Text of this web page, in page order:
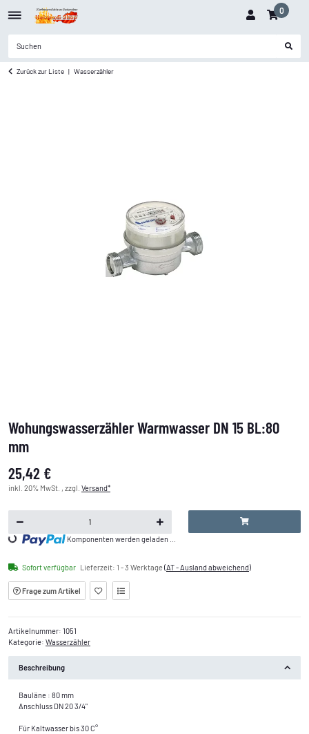
0
Zurück zur Liste Wasserzähler
Wohungswasserzähler Warmwasser DN 15 BL:80
mm
25,42 €
inkl. 20% MwSt. , zzgl. Versand*
Loading... Komponenten werden geladen ...
Sofort verfügbar Lieferzeit: 1 - 3 Werktage(AT - Ausland abweichend)
Frage zum Artikel
Artikelnummer: 1051
Kategorie: Wasserzähler
Beschreibung
Bauläne : 80 mm
Anschluss DN 20 3/4"
Für Kaltwasser bis 30 C°